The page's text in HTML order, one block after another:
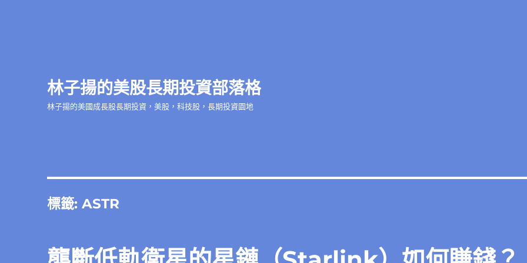
林子揚的美股長期投資部落格
林子揚的美國成長股長期投資，美股，科技股，長期投資園地
標籤:ASTR